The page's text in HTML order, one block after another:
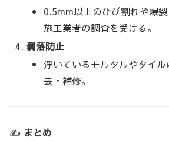
0.5mm以上のひび割れや爆
施工業者の調査を受ける。
剥落防止
浮いているモルタルやタイ
去・補修。
✍️ まとめ